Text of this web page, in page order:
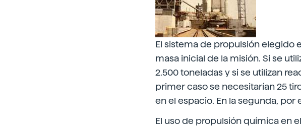
El sistema de propulsión elegido
masa inicial de la misión. Si se
2.500 toneladas y si se utilizan
primer caso se necesitarían 25
en el espacio. En la segunda, por
El uso de propulsión química en